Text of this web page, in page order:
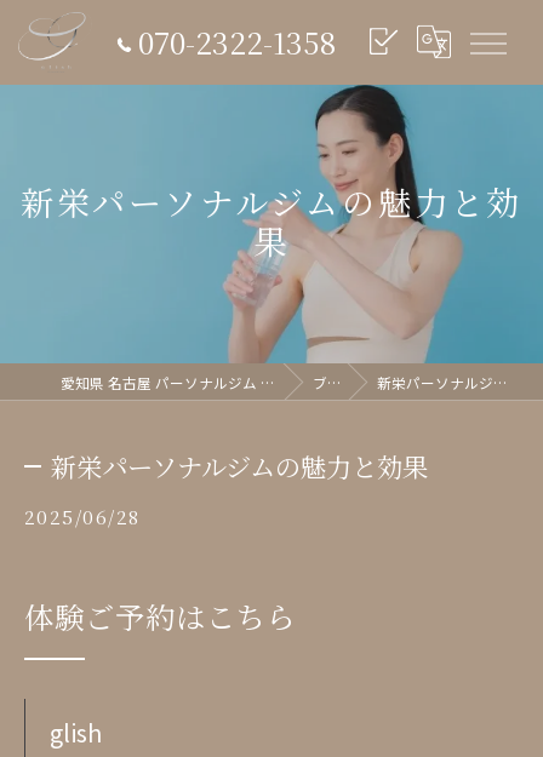
070-2322-1358
新栄パーソナルジムの魅力と効
果
愛知県 名古屋 パーソナルジム glish《グリッシュ》 ブログ 新栄パーソナルジムの魅力と効果
新栄パーソナルジムの魅力と効果
2025/06/28
体験ご予約はこちら
glish